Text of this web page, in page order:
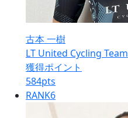
古本 一樹
LT United Cycling Team
獲得ポイント
584pts
RANK6